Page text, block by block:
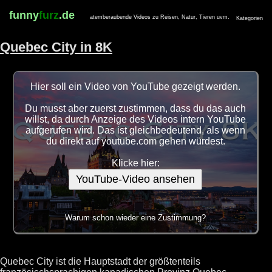
funnyfurz.de atemberaubende Videos zu Reisen, Natur, Tieren uvm. Kategorien
Quebec City in 8K
Hier soll ein Video von YouTube gezeigt werden.
Du musst aber zuerst zustimmen, dass du das auch
willst, da durch Anzeige des Videos intern YouTube
aufgerufen wird. Das ist gleichbedeutend, als wenn
du direkt auf youtube.com gehen würdest.
Klicke hier:
YouTube-Video ansehen
Warum schon wieder eine Zustimmung?
Quebec City ist die Hauptstadt der größtenteils